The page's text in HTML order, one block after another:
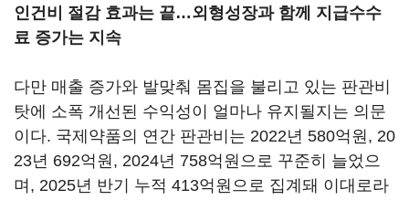
인건비 절감 효과는 끝…외형성장과 함께 지급수수
료 증가는 지속
다만 매출 증가와 발맞춰 몸집을 불리고 있는 판관비
탓에 소폭 개선된 수익성이 얼마나 유지될지는 의문
이다. 국제약품의 연간 판관비는 2022년 580억원, 20
23년 692억원, 2024년 758억원으로 꾸준히 늘었으
며, 2025년 반기 누적 413억원으로 집계돼 이대로라